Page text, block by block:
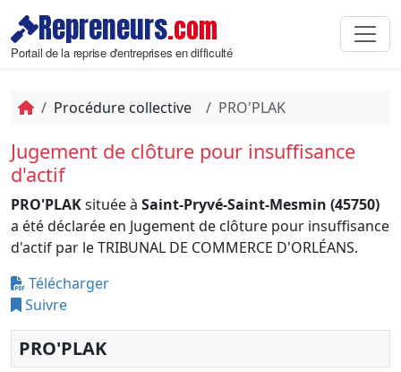
Repreneurs.com
Portail de la reprise d'entreprises en difficulté
Procédure collective PRO'PLAK
Jugement de clôture pour insuffisance
d'actif
PRO'PLAKsituée à Saint-Pryvé-Saint-Mesmin (45750)
a été déclarée en Jugement de clôture pour insuffisance
d'actif par le TRIBUNAL DE COMMERCE D'ORLÉANS.
Télécharger
Suivre
PRO'PLAK